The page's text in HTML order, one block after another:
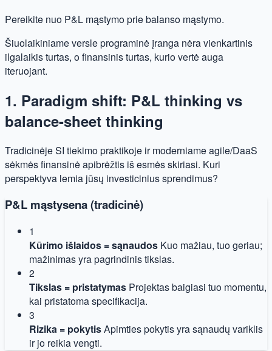
Pereikite nuo P&L mąstymo prie balanso mąstymo.
Šiuolaikiniame versle programinė įranga nėra vienkartinis
ilgalaikis turtas, o finansinis turtas, kurio vertė auga
iteruojant.
1. Paradigm shift: P&L thinking vs
balance-sheet thinking
Tradicinėje SI tiekimo praktikoje ir moderniame agile/DaaS
sėkmės finansinė apibrėžtis iš esmės skiriasi. Kuri
perspektyva lemia jūsų investicinius sprendimus?
P&L mąstysena (tradicinė)
1
Kūrimo išlaidos = sąnaudos Kuo mažiau, tuo geriau;
mažinimas yra pagrindinis tikslas.
2
Tikslas = pristatymas Projektas baigiasi tuo momentu,
kai pristatoma specifikacija.
3
Rizika = pokytisApimties pokytis yra sąnaudų variklis
ir jo reikia vengti.